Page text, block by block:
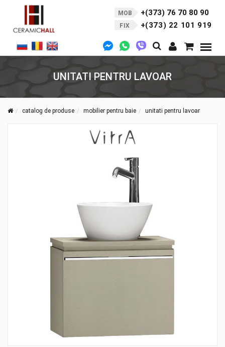
MOB +(373) 76 70 80 90
FIX +(373) 22 101 919
UNITATI PENTRU LAVOAR
catalog de produse mobilier pentru baie unitati pentru lavoar